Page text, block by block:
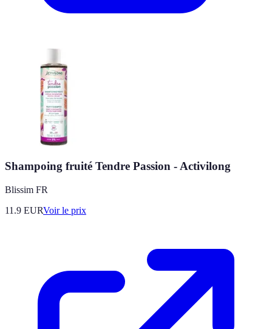
Shampoing fruité Tendre Passion - Activilong
Blissim FR
11.9 EURVoir le prix